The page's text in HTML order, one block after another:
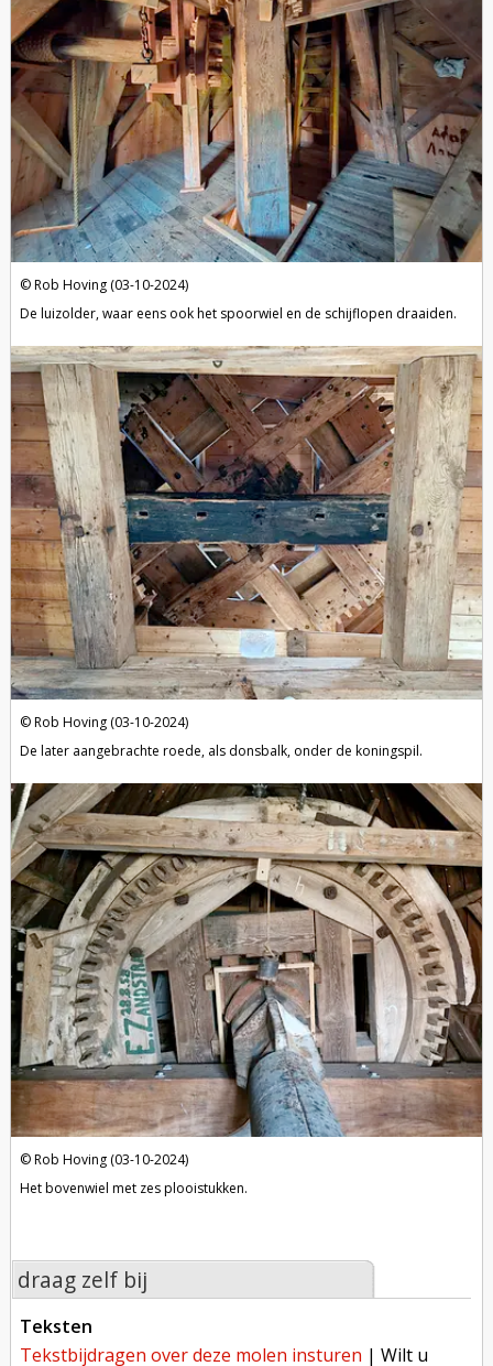
Rob Hoving (03-10-2024)
De luizolder, waar eens ook het spoorwiel en de schijflopen draaiden.
Rob Hoving (03-10-2024)
De later aangebrachte roede, als donsbalk, onder de koningspil.
Rob Hoving (03-10-2024)
Het bovenwiel met zes plooistukken.
draag zelf bij
teksten
tekstbijdragen over deze molen insturen | Wilt u